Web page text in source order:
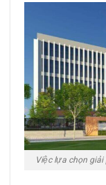
Việc lựa chọn